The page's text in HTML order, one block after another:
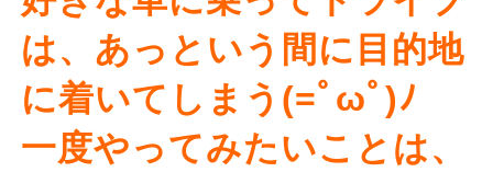
は、あっという間に目的地
に着いてしまう(=ﾟωﾟ)ﾉ
一度やってみたいことは、